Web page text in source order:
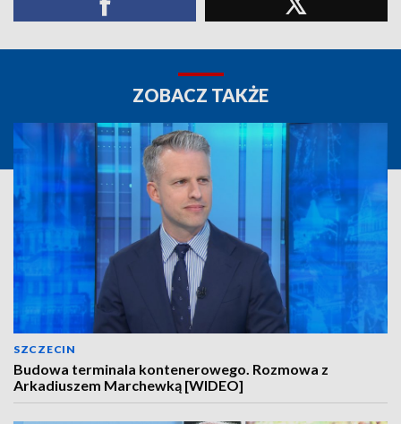
ZOBACZ TAKŻE
SZCZECIN
Budowa terminala kontenerowego. Rozmowa z
Arkadiuszem Marchewką [WIDEO]